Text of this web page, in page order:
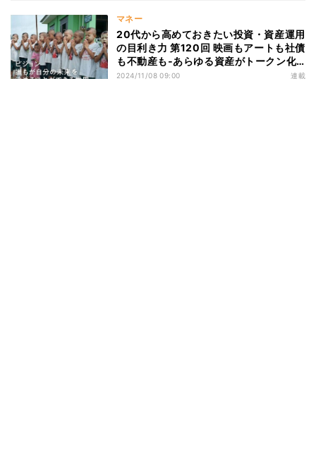
マネー
20代から高めておきたい投資・資産運用
の目利き力 第120回 映画もアートも社債
も不動産も‐あらゆる資産がトークン化
し流通するSTOの未来(前編)
2024/11/08 09:00 連載